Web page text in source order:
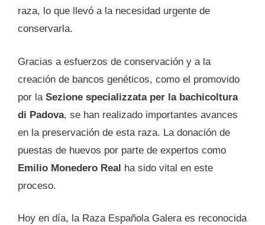
raza, lo que llevó a la necesidad urgente de
conservarla.
Gracias a esfuerzos de conservación y a la
creación de bancos genéticos, como el promovido
por la Sezione specializzata per la bachicoltura
di Padova, se han realizado importantes avances
en la preservación de esta raza. La donación de
puestas de huevos por parte de expertos como
Emilio Monedero Real ha sido vital en este
proceso.
Hoy en día, la Raza Española Galera es reconocida